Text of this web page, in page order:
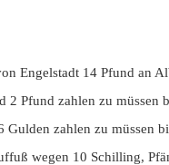
Engelstadt 14 Pfund an
2 Pfund zahlen zu müssen
zahlen zu müssen
wegen 10 Schilling,